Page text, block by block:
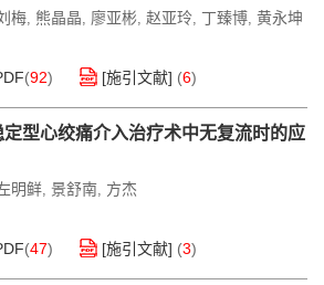
梅, 熊晶晶, 廖亚彬, 赵亚玲, 丁臻博, 黄永坤
(92) [施引文献] (6)
型心绞痛介入治疗术中无复流时的应
明鲜, 景舒南, 方杰
(47) [施引文献] (3)